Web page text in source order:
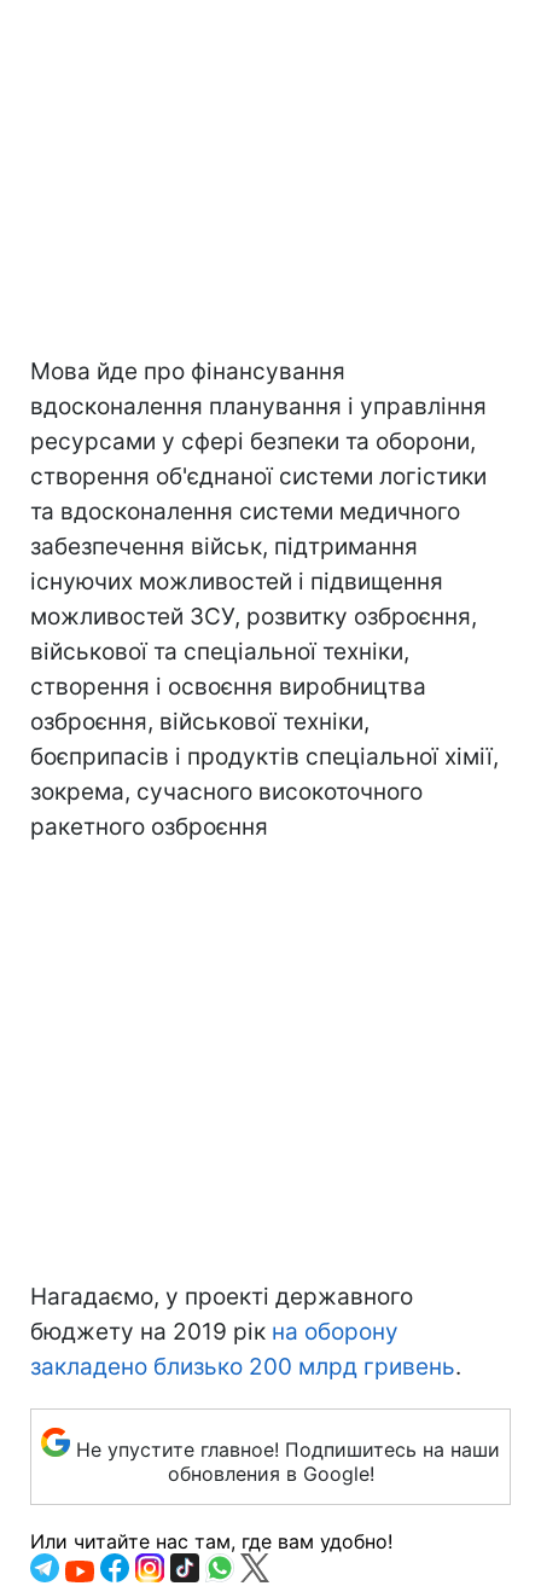
Мова йде про фінансування
вдосконалення планування і управління
ресурсами у сфері безпеки та оборони,
створення об'єднаної системи логістики
та вдосконалення системи медичного
забезпечення військ, підтримання
існуючих можливостей і підвищення
можливостей ЗСУ, розвитку озброєння,
військової та спеціальної техніки,
створення і освоєння виробництва
озброєння, військової техніки,
боєприпасів і продуктів спеціальної хімії,
зокрема, сучасного високоточного
ракетного озброєння
Нагадаємо, у проекті державного
бюджету на 2019 рік на оборону
закладено близько 200 млрд гривень.
Не упустите главное! Подпишитесь на наши
обновления в Google!
Или читайте нас там, где вам удобно!